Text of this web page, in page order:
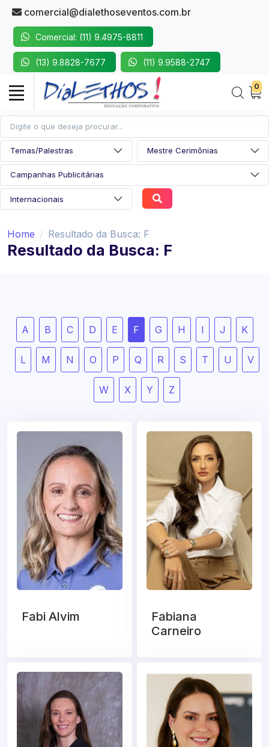
comercial@dialethoseventos.com.br
Comercial: (11) 9.4975-8811
(13) 9.8828-7677 (11) 9.9588-2747
0
Home Resultado da Busca: F
Resultado da Busca: F
A B C D E F G H I J K
L M N O P Q R S T U V
W X Y Z
Fabi Alvim
Fabiana
Carneiro